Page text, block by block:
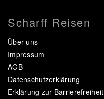
Scharff Reisen
Über uns
Impressum
AGB
Datenschutzerklärung
Erklärung zur Barrierefreiheit